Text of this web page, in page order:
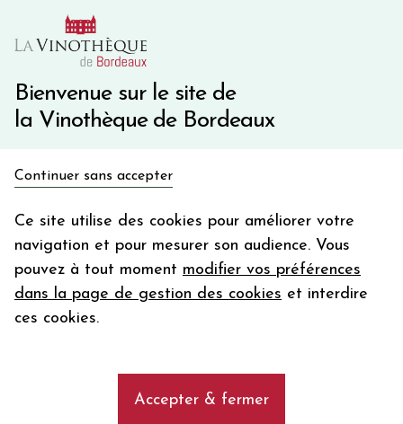
Bienvenue sur le site de
la Vinothèque de Bordeaux
Continuer sans accepter
Ce site utilise des cookies pour améliorer votre
navigation et pour mesurer son audience. Vous
pouvez à tout moment modifier vos préférences
dans la page de gestion des cookies et interdire
ces cookies.
Accepter & fermer
10€ de remise immédiate sur votre première commande
Une question ?
en bon d'achat
Votre
email
En m’abonnant, j’accepte de recevoir la newsletter de la